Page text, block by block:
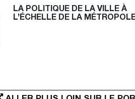
LA POLITIQUE DE LA VILLE À
L’ÉCHELLE DE LA